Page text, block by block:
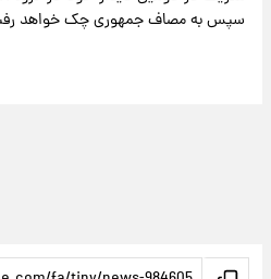
سپس به مصاف جمهوری چک خواهد